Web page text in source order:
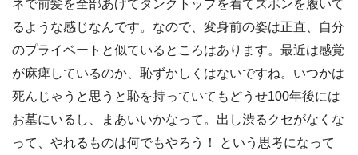
ネで前髪を全部あげてタンクトップを着てズボンを履いて
るような感じなんです。なので、変身前の姿は正直、自分
のプライベートと似ているところはあります。最近は感覚
が麻痺しているのか、恥ずかしくはないですね。いつかは
死んじゃうと思うと恥を持っていてもどうせ100年後には
お墓にいるし、まあいいかなって。出し渋るクセがなくな
って、やれるものは何でもやろう！ という思考になって